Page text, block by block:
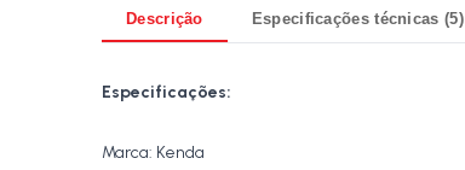
Descrição Especificações técnicas (5)
Especificações:
Marca: Kenda